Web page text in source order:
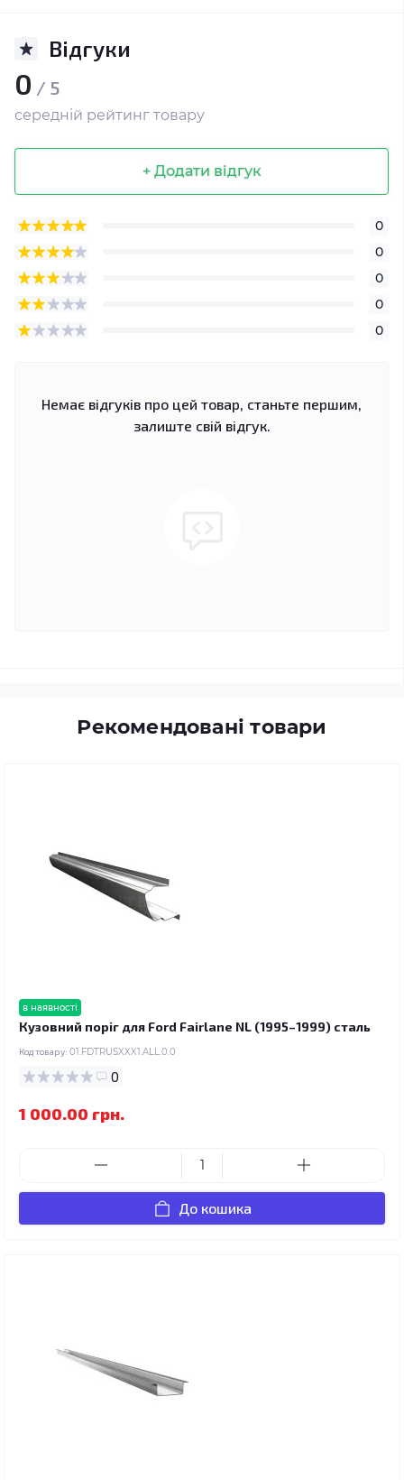
Відгуки
0 / 5
середній рейтинг товару
+ Додати відгук
0
0
0
0
0
Немає відгуків про цей товар, станьте першим,
залиште свій відгук.
Рекомендовані товари
в наявності
Кузовний поріг для Ford Fairlane NL (1995–1999) сталь
Код товару: 01.FDTRUSXXX1.ALL.0.0
0
1 000.00 грн.
До кошика